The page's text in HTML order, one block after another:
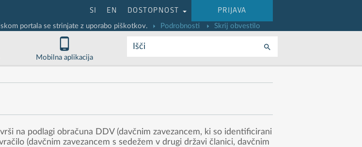
SI EN DOSTOPNOST PRIJAVA
portala se strinjate z uporabo piškotkov. Podrobnosti Skrij obvestilo
Mobilna aplikacija
Išči
na podlagi obračuna DDV (davčnim zavezancem, ki so identificirani
(davčnim zavezancem s sedežem v drugi državi članici, davčnim